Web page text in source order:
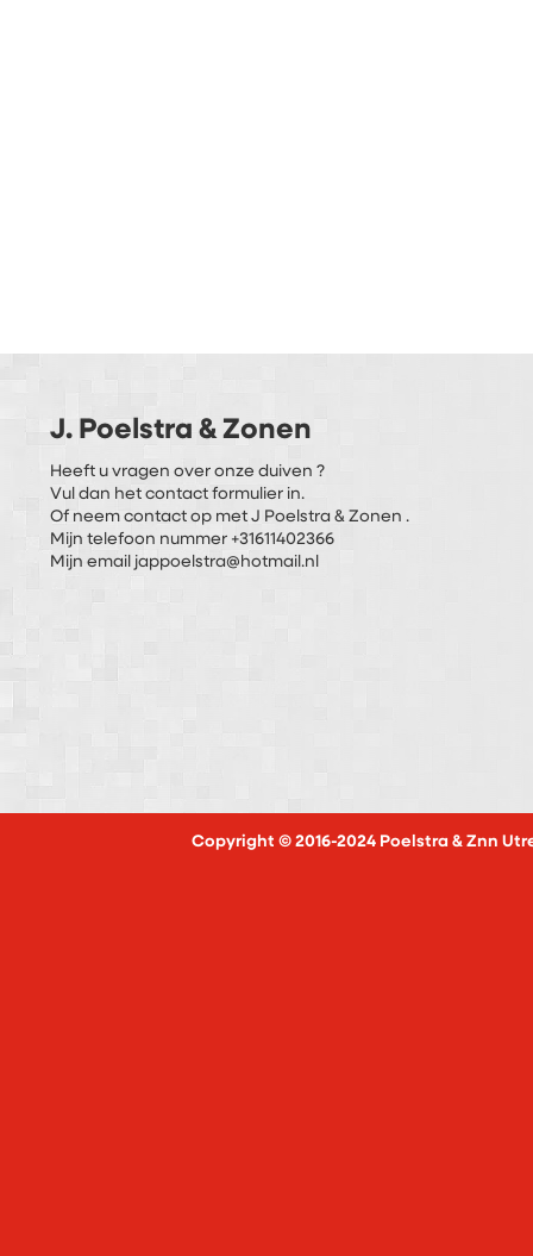
J. Poelstra & Zonen
Heeft u vragen over onze duiven ?
Vul dan het contact formulier in.
Of neem contact op met J Poelstra & Zonen .
Mijn telefoon nummer +31611402366
Mijn email jappoelstra@hotmail.nl
Copyright © 2016-2024 Poelstra & Znn